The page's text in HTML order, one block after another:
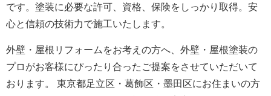
です。塗装に必要な許可、資格、保険をしっかり取得。安
心と信頼の技術力で施工いたします。
外壁・屋根リフォームをお考えの方へ、外壁・屋根塗装の
プロがお客様にぴったり合ったご提案をさせていただいて
おります。 東京都足立区・葛飾区・墨田区にお住まいの方